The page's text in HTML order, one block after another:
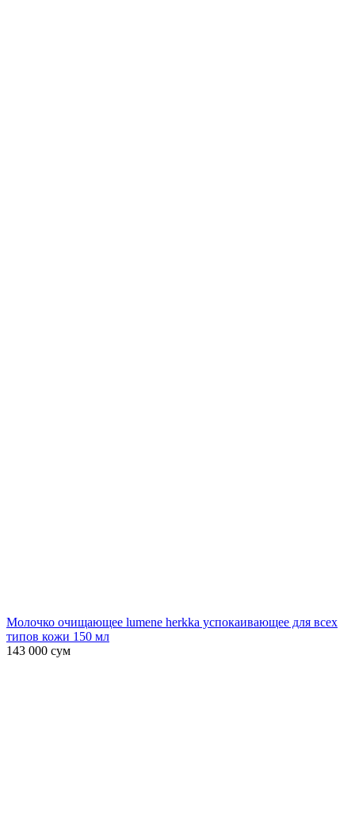
Молочко очищающее lumene herkka успокаивающее для всех
типов кожи 150 мл
143 000 сум